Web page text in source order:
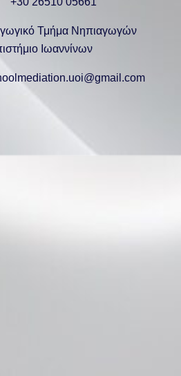
Τμήμα Νηπιαγωγών
Ιωαννίνων